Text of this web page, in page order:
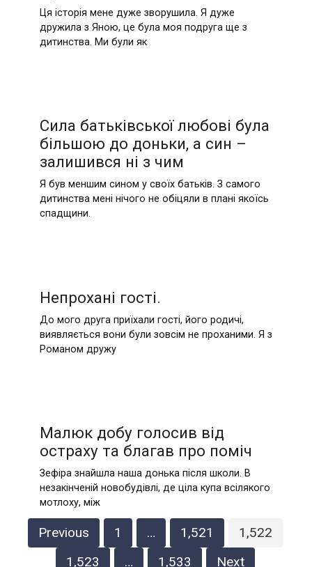
Ця історія мене дуже зворушила. Я дуже
дружила з Яною, це була моя подруга ще з
дитинства. Ми були як
Сила батьківської любові була
більшою до доньки, а син –
залишився ні з чим
Я був меншим сином у своїх батьків. З самого
дитинства мені нічого не обіцяли в плані якоїсь
спадщини.
Непрохані гості.
До мого друга приїхали гості, його родичі,
виявляється вони були зовсім не проханими. Я з
Романом дружу
Малюк добу голосив від
остраху та благав про поміч
Зефіра знайшла наша донька після школи. В
незакінченій новобудівлі, де ціла купа всілякого
мотлоху, між
PostsPrevious 1 … 1,521
1,522
1,523
… 1,533 Next